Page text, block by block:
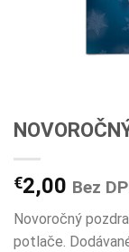
€2,00 Bez
Novoročný
potlače.